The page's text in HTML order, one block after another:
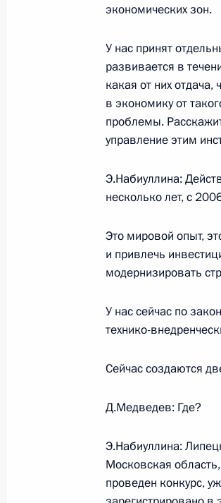
7 октября 2009
В блоге Дмитрия
7 октября 2009 года,
Министром
7 октября 2009 года, 17:00
Встреча с
гражданского
7 октября 2009 года, 14:30
14 октября
Россию с рабочим
экономических зон.
У нас принят
развивается в
какая от них
в экономику от
проблемы.
управление этим
Э.Набиуллина:
несколько лет, с
Это мировой опыт,
и привлечь
модернизировать
У нас сейчас по
технико-
Сейчас создаются
Д.Медведев: Где?
Э.Набиуллина:
Московская
проведен конкурс,